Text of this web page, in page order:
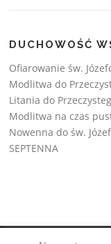
DUCHOWOŚĆ
Ofiarowanie św.
Modlitwa do
Litania do
Modlitwa na czas
Nowenna do św.
SEPTENNA